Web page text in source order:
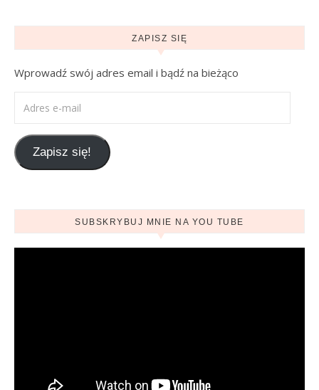
ZAPISZ SIĘ
Wprowadź swój adres email i bądź na bieżąco
Zapisz się!
SUBSKRYBUJ MNIE NA YOU TUBE